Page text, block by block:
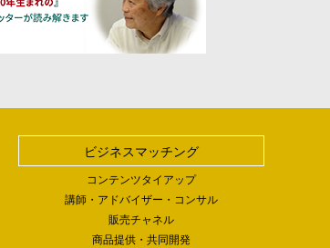
ビジネスマッチング
コンテンツタイアップ
講師・アドバイザー・コンサル
販売チャネル
商品提供・共同開発